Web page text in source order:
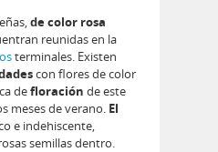
de color rosa
reunidas en la
terminales. Existen
con flores de color
defloración de este
meses de verano. El
e indehiscente,
semillas dentro.